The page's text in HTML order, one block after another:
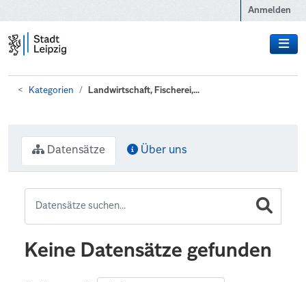
Anmelden
Kategorien Landwirtschaft, Fischerei,...
Datensätze Über uns
Keine Datensätze gefunden